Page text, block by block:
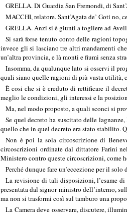
GRELLA. Di Guardia San Fremondi, di
MACCHI, relatore. Sant’Agata de’ Goti no,
GRELLA. Anzi si è giunti a togliere ad
Si sarà forse tenuto conto delle ragioni
invece gli si lasciano tre altri mandamenti
un’altra provincia, e là monti e fiumi senza
Insomma, da qualunque lato si osservi il
quali siano quelle ragioni di più vasta utilità,
È cosi che si è creduto di rettificare il
meglio le condizioni, gli interessi e la
Ma, nel modo proposto, a quali sconci si
Se quel decreto ha suscitato delle
quello che in quel decreto era stato stabilito.
Non è poi la sola circoscrizione di
circoscrizioni ordinate dal dittatore Farini
Ministero contro queste circoscrizioni, come
Perché dunque fare un’eccezione per il solo
La revisione di tali disposizioni, l’esame
presentata dal signor ministro dell’interno,
ma non si trasformi così sul tamburo una
La Camera deve osservare, discutere,